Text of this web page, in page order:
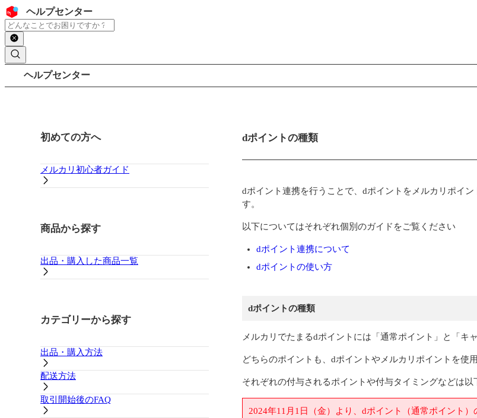
コンテンツにスキップ
ヘッダー
ヘルプセンター
検索
パンくずリスト
ヘルプセンター
サイドバー
初めての方へ
メルカリ初心者ガイド
商品から探す
出品・購入した商品一覧
カテゴリーから探す
出品・購入方法
配送方法
取引開始後のFAQ
メインコンテンツ
dポイントの種類
dポイント連携を行うことで、dポイントをメルカリポイ
す。
以下についてはそれぞれ個別のガイドをご覧ください
dポイント連携について
dポイントの使い方
dポイントの種類
メルカリでたまるdポイントには「通常ポイント」と「キ
どちらのポイントも、dポイントやメルカリポイントを使
それぞれの付与されるポイントや付与タイミングなどは以
2024年11月1日（金）より、dポイント（通常ポイント）